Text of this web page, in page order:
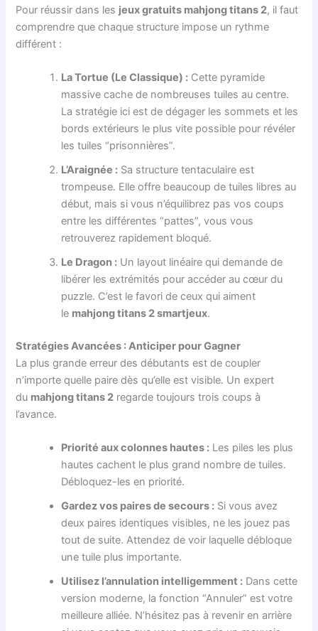
Pour réussir dans les jeux gratuits mahjong titans 2, il faut
comprendre que chaque structure impose un rythme
différent :
La Tortue (Le Classique) : Cette pyramide
massive cache de nombreuses tuiles au centre.
La stratégie ici est de dégager les sommets et les
bords extérieurs le plus vite possible pour révéler
les tuiles “prisonnières”.
L’Araignée : Sa structure tentaculaire est
trompeuse. Elle offre beaucoup de tuiles libres au
début, mais si vous n’équilibrez pas vos coups
entre les différentes “pattes”, vous vous
retrouverez rapidement bloqué.
Le Dragon : Un layout linéaire qui demande de
libérer les extrémités pour accéder au cœur du
puzzle. C’est le favori de ceux qui aiment
le mahjong titans 2 smartjeux.
Stratégies Avancées : Anticiper pour Gagner
La plus grande erreur des débutants est de coupler
n’importe quelle paire dès qu’elle est visible. Un expert
du mahjong titans 2 regarde toujours trois coups à
l’avance.
Priorité aux colonnes hautes : Les piles les plus
hautes cachent le plus grand nombre de tuiles.
Débloquez-les en priorité.
Gardez vos paires de secours : Si vous avez
deux paires identiques visibles, ne les jouez pas
tout de suite. Attendez de voir laquelle débloque
une tuile plus importante.
Utilisez l’annulation intelligemment : Dans cette
version moderne, la fonction “Annuler” est votre
meilleure alliée. N’hésitez pas à revenir en arrière